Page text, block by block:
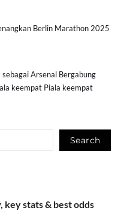
Berlin Marathon 2025
Arsenal Bergabung
keempat Piala keempat
Search
stats & best odds